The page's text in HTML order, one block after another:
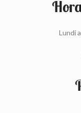
Lundi